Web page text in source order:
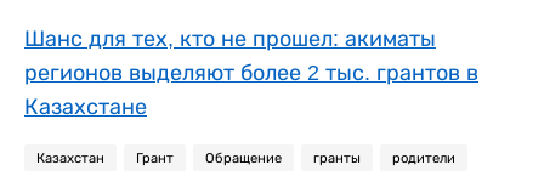
Шанс для тех, кто не прошел: акиматы
регионов выделяют более 2 тыс. грантов в
Казахстане
Казахстан Грант Обращение гранты родители